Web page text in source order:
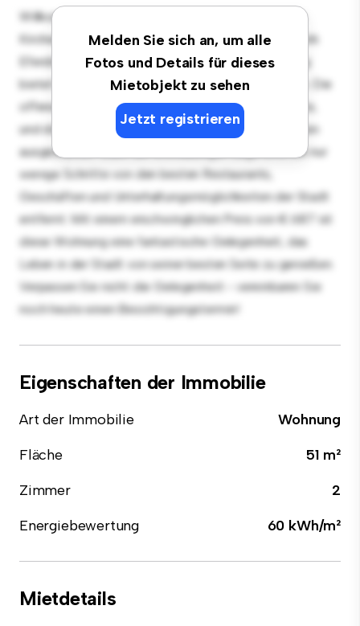
Melden Sie sich an, um alle
Fotos und Details für dieses
Mietobjekt zu sehen
Jetzt registrieren
Willkommen in Ihrem neuen urbanen Rückzugsort in
Kirchenplatz 7/4, 4083 Haibach ob der Donau, Bezirk
Eferding! Diese moderne 2 Schlafzimmer-Wohnung
bietet einen stilvollen und gemütlichen Lebensraum. Die
offene Raumaufteilung eignet sich perfekt für Gäste,
und die elegante Küche ist mit erstklassigen Geräten
ausgestattet. Dank der erstklassigen Lage sind Sie nur
wenige Schritte von den besten Restaurants,
Geschäften und Unterhaltungsmöglichkeiten der Stadt
entfernt. Mit einem erschwinglichen Preis von € 687 ist
diese Wohnung eine fantastische Gelegenheit, das
Leben in der Stadt von seiner besten Seite zu genießen.
Verpassen Sie nicht die Gelegenheit - vereinbaren Sie
noch heute einen Besichtigungstermin!
Eigenschaften der Immobilie
Art der Immobilie
Wohnung
Fläche
51 m²
Zimmer
2
Energiebewertung
60 kWh/m²
Mietdetails